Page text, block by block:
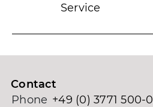
Service
Contact
Phone +49 (0) 3771 500-0